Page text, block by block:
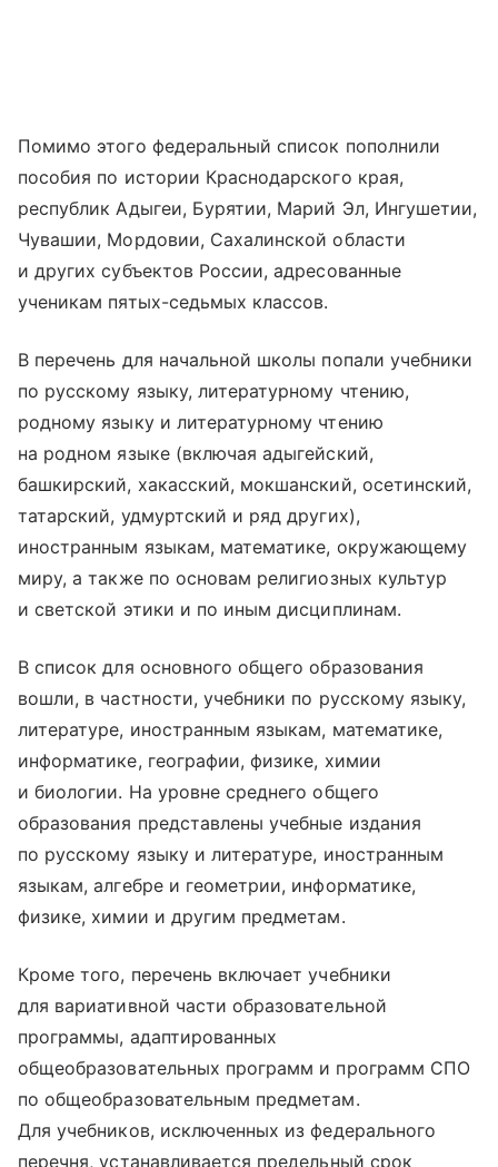
Помимо этого федеральный список пополнили
пособия по истории Краснодарского края,
республик Адыгеи, Бурятии, Марий Эл, Ингушетии,
Чувашии, Мордовии, Сахалинской области
и других субъектов России, адресованные
ученикам пятых-седьмых классов.
В перечень для начальной школы попали учебники
по русскому языку, литературному чтению,
родному языку и литературному чтению
на родном языке (включая адыгейский,
башкирский, хакасский, мокшанский, осетинский,
татарский, удмуртский и ряд других),
иностранным языкам, математике, окружающему
миру, а также по основам религиозных культур
и светской этики и по иным дисциплинам.
В список для основного общего образования
вошли, в частности, учебники по русскому языку,
литературе, иностранным языкам, математике,
информатике, географии, физике, химии
и биологии. На уровне среднего общего
образования представлены учебные издания
по русскому языку и литературе, иностранным
языкам, алгебре и геометрии, информатике,
физике, химии и другим предметам.
Кроме того, перечень включает учебники
для вариативной части образовательной
программы, адаптированных
общеобразовательных программ и программ СПО
по общеобразовательным предметам.
Для учебников, исключенных из федерального
перечня, устанавливается предельный срок